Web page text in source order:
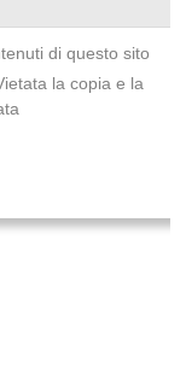
di questo sito
la copia e la